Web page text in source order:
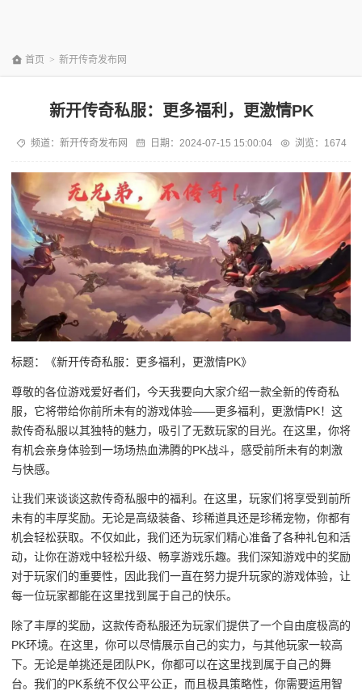
首页 > 新开传奇发布网
新开传奇私服：更多福利，更激情PK
频道： 新开传奇发布网 日期： 2024-07-15 15:00:04 浏览：1674
标题：《新开传奇私服：更多福利，更激情PK》
尊敬的各位游戏爱好者们，今天我要向大家介绍一款全新的传奇私
服，它将带给你前所未有的游戏体验——更多福利，更激情PK！这
款传奇私服以其独特的魅力，吸引了无数玩家的目光。在这里，你将
有机会亲身体验到一场场热血沸腾的PK战斗，感受前所未有的刺激
与快感。
让我们来谈谈这款传奇私服中的福利。在这里，玩家们将享受到前所
未有的丰厚奖励。无论是高级装备、珍稀道具还是珍稀宠物，你都有
机会轻松获取。不仅如此，我们还为玩家们精心准备了各种礼包和活
动，让你在游戏中轻松升级、畅享游戏乐趣。我们深知游戏中的奖励
对于玩家们的重要性，因此我们一直在努力提升玩家的游戏体验，让
每一位玩家都能在这里找到属于自己的快乐。
除了丰厚的奖励，这款传奇私服还为玩家们提供了一个自由度极高的
PK环境。在这里，你可以尽情展示自己的实力，与其他玩家一较高
下。无论是单挑还是团队PK，你都可以在这里找到属于自己的舞
台。我们的PK系统不仅公平公正，而且极具策略性，你需要运用智